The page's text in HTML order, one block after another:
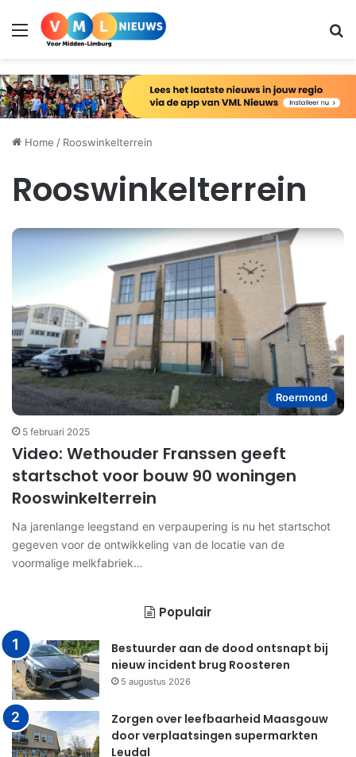
Menu
Home / Rooswinkelterrein
Rooswinkelterrein
Roermond
5 februari 2025
Video: Wethouder Franssen geeft
startschot voor bouw 90 woningen
Rooswinkelterrein
Na jarenlange leegstand en verpaupering is nu het startschot
gegeven voor de ontwikkeling van de locatie van de
voormalige melkfabriek…
Populair
Bestuurder aan de dood ontsnapt bij
nieuw incident brug Roosteren
5 augustus 2026
Zorgen over leefbaarheid Maasgouw
door verplaatsingen supermarkten
Leudal